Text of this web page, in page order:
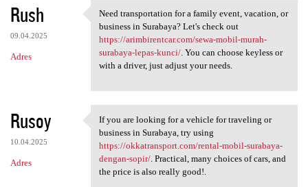
Rush
09.04.2025
Adres
Need transportation for a
Need transportation for a family event, vacation, or
business in Surabaya? Let's check out
https://arimbirentcar.com/sewa-mobil-murah-
surabaya-lepas-kunci/. You can choose keyless or
with a driver, just adjust your needs.
Rusoy
10.04.2025
Adres
If you are looking for a
If you are looking for a vehicle for traveling or
business in Surabaya, try using
https://okkatransport.com/rental-mobil-surabaya-
dengan-sopir/. Practical, many choices of cars, and
the price is also really good!.